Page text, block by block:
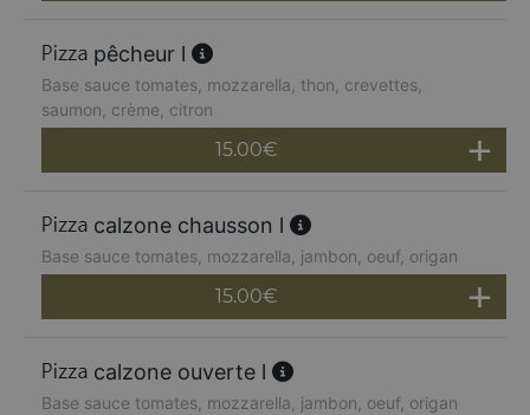
pêcheur l
Base sauce tomates, mozzarella, thon, crevettes,
saumon, crème, citron
15.00€
calzone chausson l
Base sauce tomates, mozzarella, jambon, oeuf, origan
15.00€
calzone ouverte l
Base sauce tomates, mozzarella, jambon, oeuf, origan